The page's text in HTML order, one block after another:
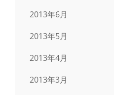
2013年6月
2013年5月
2013年4月
2013年3月